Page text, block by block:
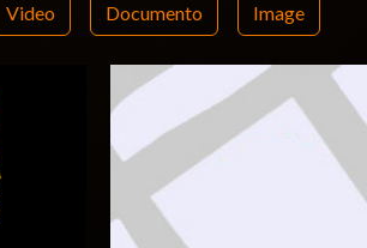
Video Documento Image